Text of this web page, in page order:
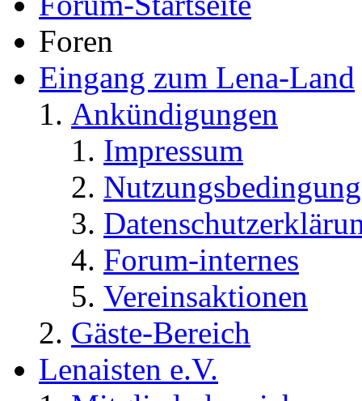
Foren
Eingang zum Lena-Land
Ankündigungen
Impressum
Forum-internes
Vereinsaktionen
Gäste-Bereich
Lenaisten e.V.